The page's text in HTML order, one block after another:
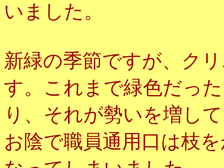
いました。
新緑の季節ですが、ク
す。これまで緑色だっ
り、それが勢いを増し
お陰で職員通用口は枝